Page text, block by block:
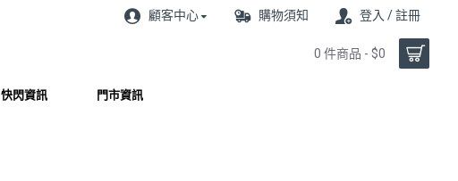
顧客中心 購物須知 登入 / 註冊
0 件商品 - $0
快閃資訊 門市資訊